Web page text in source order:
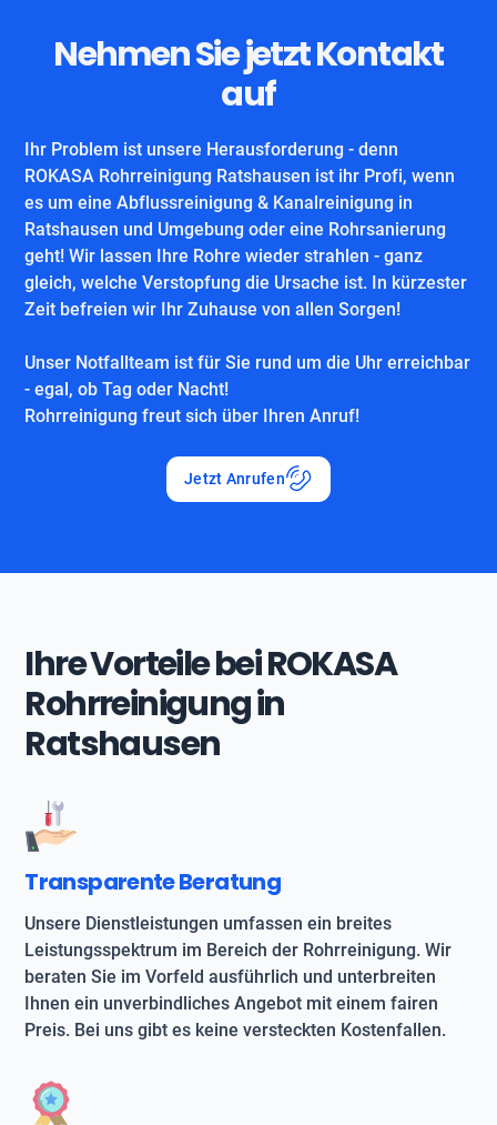
Nehmen Sie jetzt Kontakt
auf
Ihr Problem ist unsere Herausforderung - denn
ROKASA Rohrreinigung Ratshausen ist ihr Profi, wenn
es um eine Abflussreinigung & Kanalreinigung in
Ratshausen und Umgebung oder eine Rohrsanierung
geht! Wir lassen Ihre Rohre wieder strahlen - ganz
gleich, welche Verstopfung die Ursache ist. In kürzester
Zeit befreien wir Ihr Zuhause von allen Sorgen!
Unser Notfallteam ist für Sie rund um die Uhr erreichbar
- egal, ob Tag oder Nacht!
Rohrreinigung freut sich über Ihren Anruf!
Jetzt Anrufen
Ihre Vorteile bei ROKASA
Rohrreinigung in
Ratshausen
Transparente Beratung
Unsere Dienstleistungen umfassen ein breites
Leistungsspektrum im Bereich der Rohrreinigung. Wir
beraten Sie im Vorfeld ausführlich und unterbreiten
Ihnen ein unverbindliches Angebot mit einem fairen
Preis. Bei uns gibt es keine versteckten Kostenfallen.